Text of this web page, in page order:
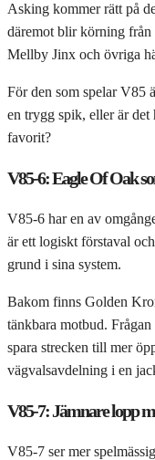
Asking kommer rätt på
däremot blir körning
Mellby Jinx och övriga
För den som spelar V85
en trygg spik, eller är det
favorit?
V85-6: Eagle Of Oak
V85-6 har en av
är ett logiskt förstaval
grund i sina system.
Bakom finns Golden
tänkbara motbud.
spara strecken till mer
vägvalsavdelning i en
V85-7: Jämnare lopp
V85-7 ser mer